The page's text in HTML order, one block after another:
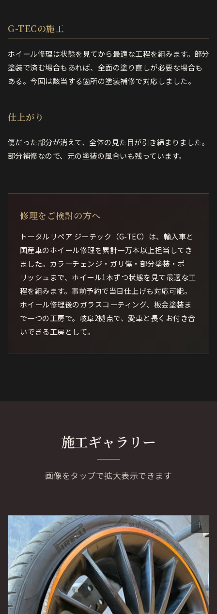
G-TECの施工
ホイール修理は状態を見てから最適な工程を組みます。部分
塗装で済む場合もあれば、全面の塗り直しが必要な場合も
ある。今回は該当する箇所の塗装補修で対応しました。
仕上がり
傷だった部分が消えて、全体の見た目が引き締まりました。
部分補修なので、元の塗装の風合いも残っています。
修理をご検討の方へ
トータルリペア ジーテック（G-TEC）は、輸入車と
国産車のホイール修理を累計一万本以上担当してき
ました。カラーチェンジ・ガリ傷・部分塗装・ポ
リッシュまで、ホイール1本ずつ状態を見て最適な工
程を組みます。事前予約で当日仕上げも対応可能。
ホイール修理後のガラスコーティング、板金塗装ま
で一つの工房で。岐阜2拠点で、愛車と長くお付き合
いできる工房として。
施工ギャラリー
画像をタップで拡大表示できます